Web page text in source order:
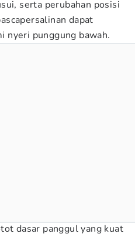
serta perubahan posisi
dapat
nyeri punggung bawah.
dasar panggul yang kuat